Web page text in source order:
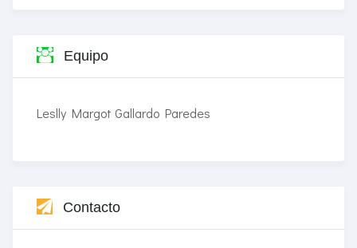
Equipo
Leslly Margot Gallardo Paredes
Contacto